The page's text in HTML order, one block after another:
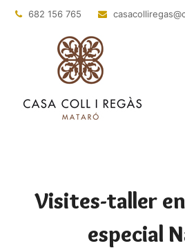
682 156 765 @sagerillocasac
Visites-taller
especial